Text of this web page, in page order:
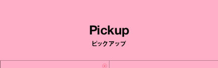
Pickup
ピックアップ